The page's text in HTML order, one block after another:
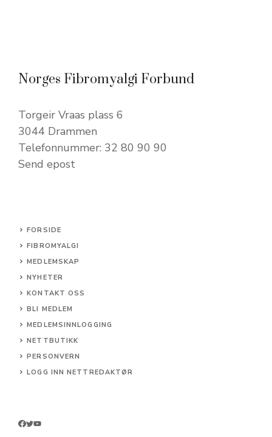
Norges Fibromyalgi Forbund
Torgeir Vraas plass 6
3044 Drammen
Telefonnummer: 32 80 90 90
Send epost
FORSIDE
FIBROMYALGI
MEDLEMSKAP
NYHETER
KONTAKT OSS
BLI MEDLEM
MEDLEMSINNLOGGING
NETTBUTIKK
PERSONVERN
LOGG INN NETTREDAKTØR